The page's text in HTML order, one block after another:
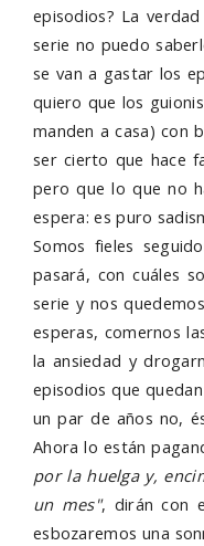
episodios? La
serie no puedo
se van a gastar los
quiero que los
manden a casa) con
ser cierto que hace
pero que lo que no
espera: es puro
Somos fieles
pasará, con cuáles
serie y nos
esperas, comernos
la ansiedad y
episodios que
un par de años no,
Ahora lo están
por la huelga y,
un mes", dirán con
esbozaremos una